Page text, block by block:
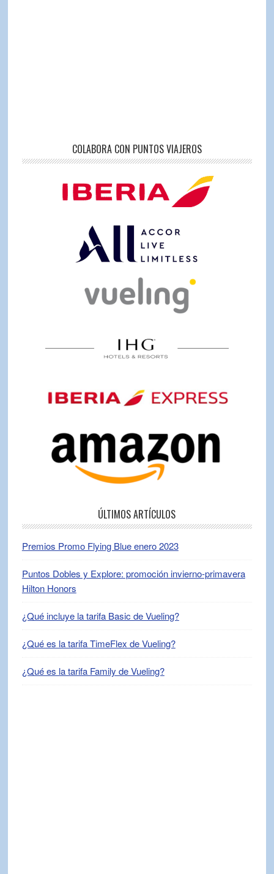
COLABORA CON PUNTOS VIAJEROS
ÚLTIMOS ARTÍCULOS
Premios Promo Flying Blue enero 2023
Puntos Dobles y Explore: promoción invierno-primavera
Hilton Honors
¿Qué incluye la tarifa Basic de Vueling?
¿Qué es la tarifa TimeFlex de Vueling?
¿Qué es la tarifa Family de Vueling?